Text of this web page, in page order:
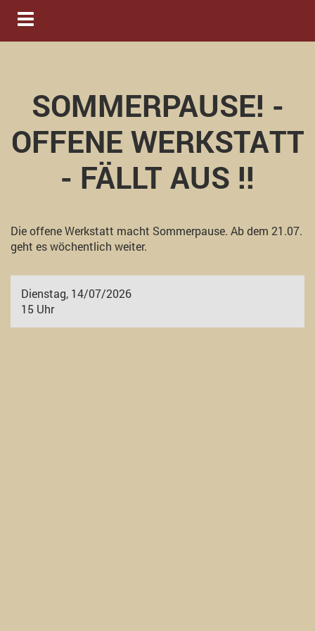
Navigation ein-/ausblenden
SOMMERPAUSE! -
OFFENE WERKSTATT
- FÄLLT AUS !!
Die offene Werkstatt macht Sommerpause. Ab dem 21.07.
geht es wöchentlich weiter.
Dienstag, 14/07/2026
15 Uhr